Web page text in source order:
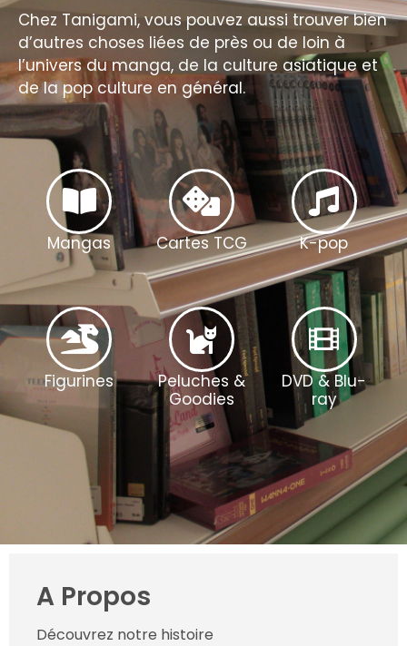
Chez Tanigami, vous pouvez aussi trouver bien
d’autres choses liées de près ou de loin à
l’univers du manga, de la culture asiatique et
de la pop culture en général.
Mangas Cartes TCG K-pop
Figurines
Peluches &
Goodies
DVD & Blu-
ray
A Propos
Découvrez notre histoire